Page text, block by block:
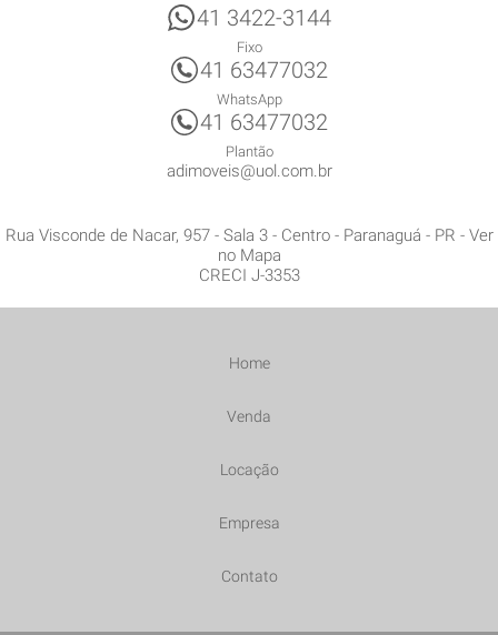
41 3422-3144
Fixo
41 63477032
WhatsApp
41 63477032
Plantão
adimoveis@uol.com.br
Rua Visconde de Nacar, 957 - Sala 3- Centro - Paranaguá - PR - Ver
no Mapa
CRECI J-3353
Home
Venda
Locação
Empresa
Contato